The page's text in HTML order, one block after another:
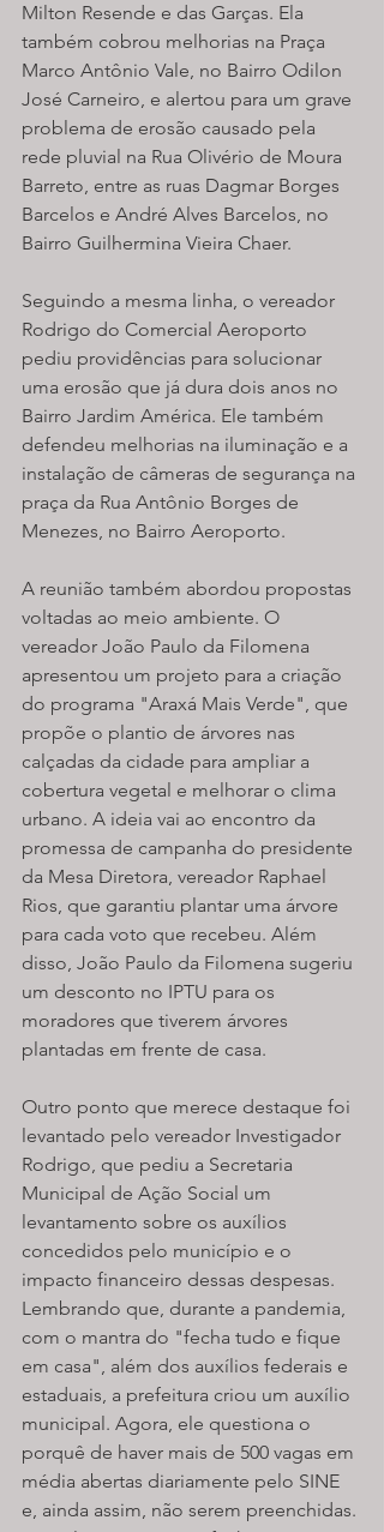
Milton Resende e das Garças. Ela
também cobrou melhorias na Praça
Marco Antônio Vale, no Bairro Odilon
José Carneiro, e alertou para um grave
problema de erosão causado pela
rede pluvial na Rua Olivério de Moura
Barreto, entre as ruas Dagmar Borges
Barcelos e André Alves Barcelos, no
Bairro Guilhermina Vieira Chaer.
Seguindo a mesma linha, o vereador
Rodrigo do Comercial Aeroporto
pediu providências para solucionar
uma erosão que já dura dois anos no
Bairro Jardim América. Ele também
defendeu melhorias na iluminação e a
instalação de câmeras de segurança na
praça da Rua Antônio Borges de
Menezes, no Bairro Aeroporto.
A reunião também abordou propostas
voltadas ao meio ambiente. O
vereador João Paulo da Filomena
apresentou um projeto para a criação
do programa "Araxá Mais Verde", que
propõe o plantio de árvores nas
calçadas da cidade para ampliar a
cobertura vegetal e melhorar o clima
urbano. A ideia vai ao encontro da
promessa de campanha do presidente
da Mesa Diretora, vereador Raphael
Rios, que garantiu plantar uma árvore
para cada voto que recebeu. Além
disso, João Paulo da Filomena sugeriu
um desconto no IPTU para os
moradores que tiverem árvores
plantadas em frente de casa.
Outro ponto que merece destaque foi
levantado pelo vereador Investigador
Rodrigo, que pediu a Secretaria
Municipal de Ação Social um
levantamento sobre os auxílios
concedidos pelo município e o
impacto financeiro dessas despesas.
Lembrando que, durante a pandemia,
com o mantra do "fecha tudo e fique
em casa", além dos auxílios federais e
estaduais, a prefeitura criou um auxílio
municipal. Agora, ele questiona o
porquê de haver mais de 500 vagas em
média abertas diariamente pelo SINE
e, ainda assim, não serem preenchidas.